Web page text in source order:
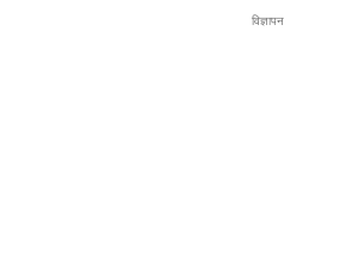
विज्ञापन